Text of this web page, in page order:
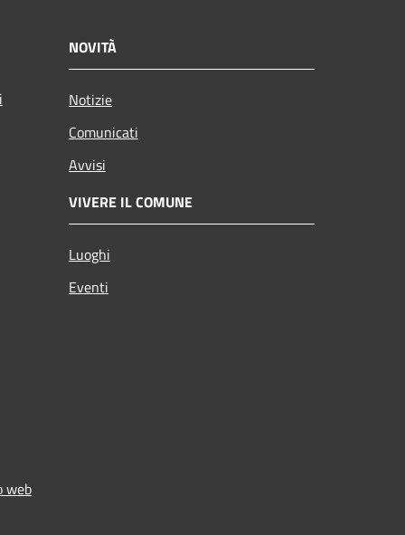
NOVITÀ
Notizie
Comunicati
Avvisi
VIVERE IL COMUNE
Luoghi
Eventi
web